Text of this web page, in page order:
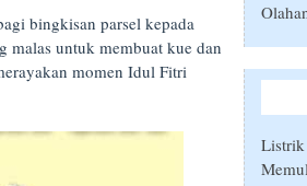
bingkisan parsel kepada
malas untuk membuat kue dan
momen Idul Fitri
Listrik